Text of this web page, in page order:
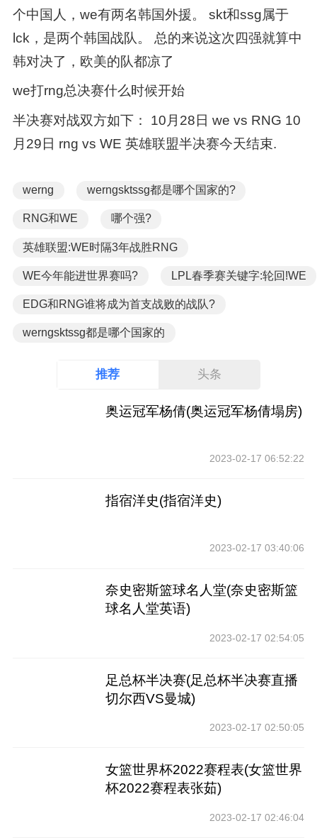
个中国人，we有两名韩国外援。 skt和ssg属于
lck，是两个韩国战队。 总的来说这次四强就算中
韩对决了，欧美的队都凉了
we打rng总决赛什么时候开始
半决赛对战双方如下： 10月28日 we vs RNG 10
月29日 rng vs WE 英雄联盟半决赛今天结束.
werng werngsktssg都是哪个国家的?
RNG和WE 哪个强?
英雄联盟:WE时隔3年战胜RNG
WE今年能进世界赛吗? LPL春季赛关键字:轮回!WE
EDG和RNG谁将成为首支战败的战队?
werngsktssg都是哪个国家的
推荐 头条
奥运冠军杨倩(奥运冠军杨倩塌房)
2023-02-17 06:52:22
指宿洋史(指宿洋史)
2023-02-17 03:40:06
奈史密斯篮球名人堂(奈史密斯篮
球名人堂英语)
2023-02-17 02:54:05
足总杯半决赛(足总杯半决赛直播
切尔西VS曼城)
2023-02-17 02:50:05
女篮世界杯2022赛程表(女篮世界
杯2022赛程表张茹)
2023-02-17 02:46:04